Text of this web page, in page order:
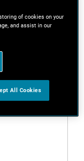
of cookies on your
and assist in our
All Cookies